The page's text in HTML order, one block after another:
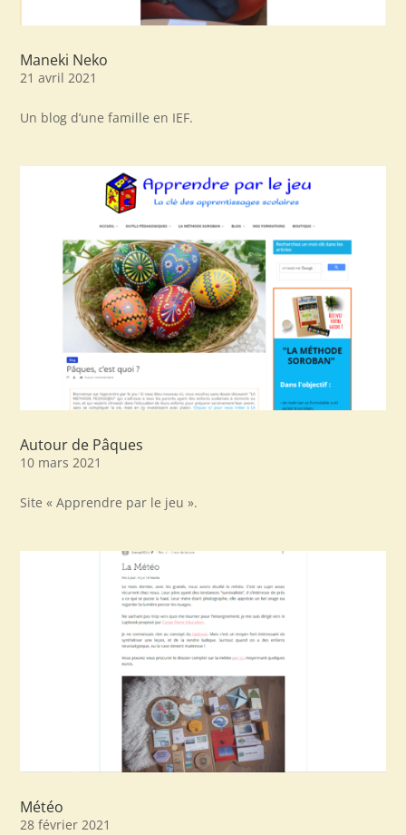
Maneki Neko
21 avril 2021
Un blog d’une famille en IEF.
Autour de Pâques
10 mars 2021
Site « Apprendre par le jeu ».
Météo
28 février 2021